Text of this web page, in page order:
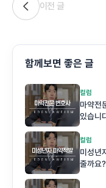
이전 글
함께보면 좋은 글
컬럼
마약전
있습니
컬럼
미성년
줄까요?